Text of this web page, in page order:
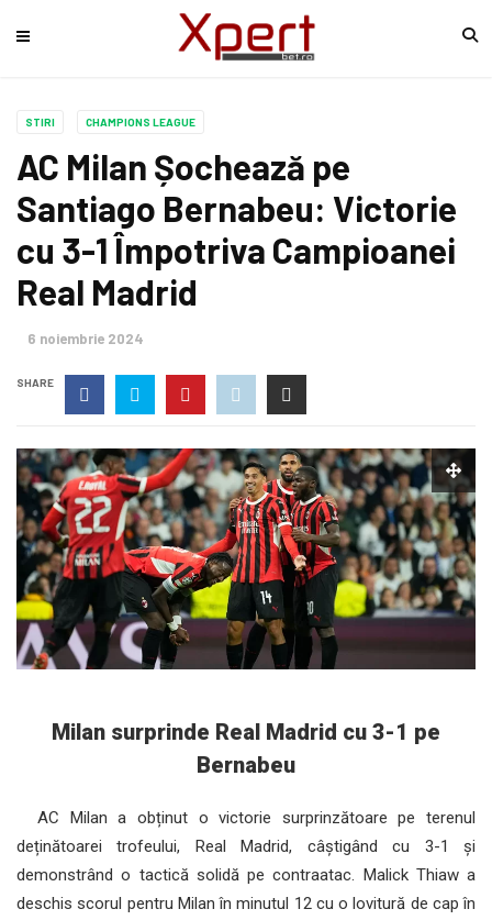
STIRI CHAMPIONS LEAGUE
AC Milan Șochează pe
Santiago Bernabeu: Victorie
cu 3-1 Împotriva Campioanei
Real Madrid
6 noiembrie 2024
SHARE
Milan surprinde Real Madrid cu 3-1 pe
Bernabeu
AC Milan a obținut o victorie surprinzătoare pe terenul
deținătoarei trofeului, Real Madrid, câștigând cu 3-1 și
demonstrând o tactică solidă pe contraatac. Malick Thiaw a
deschis scorul pentru Milan în minutul 12 cu o lovitură de cap în